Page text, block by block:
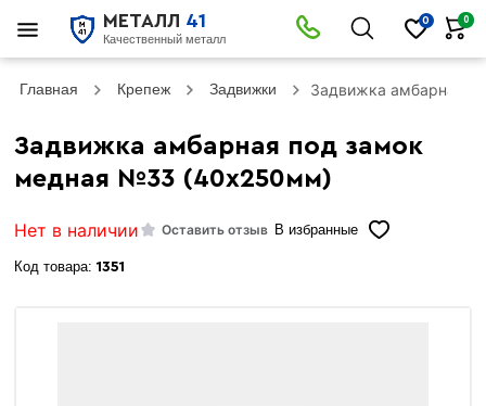
МЕТАЛЛ 41
Качественный металл
0 0
Главная Крепеж Задвижки Задвижка амбарная
Задвижка амбарная под замок
медная №33 (40х250мм)
Нет в наличии Оставить отзыв В избранные
Код товара: 1351